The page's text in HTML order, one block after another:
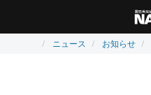
ニュース お知らせ